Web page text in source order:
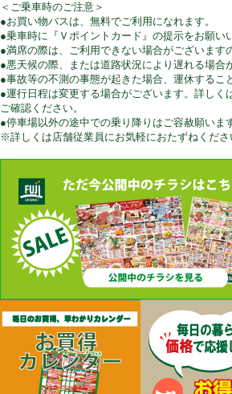
＜ご乗車時のご注意＞
●お買い物バスは、無料でご利用になれます。
●乗車時に『Ｖポイントカード』の提示をお願い
●満席の際は、ご利用できない場合がございます
●悪天候の際、または道路状況により遅れる場合
●事故等の不測の事態が起きた場合、運休するこ
●運行日程は変更する場合がございます。詳しく
ご確認ください。
●停車場以外の途中での乗り降りはご容赦願いま
※詳しくは店舗従業員にお気軽におたずねくださ